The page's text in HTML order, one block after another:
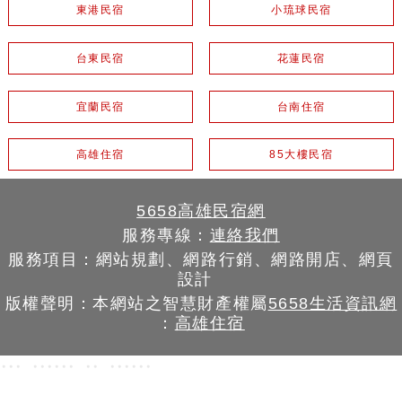
東港民宿 小琉球民宿
台東民宿 花蓮民宿
宜蘭民宿 台南住宿
高雄住宿 85大樓民宿
5658高雄民宿網
服務專線： 連絡我們
服務項目：網站規劃、網路行銷、網路開店、網頁
設計
版權聲明：本網站之智慧財產權屬5658生活資訊網
： 高雄住宿